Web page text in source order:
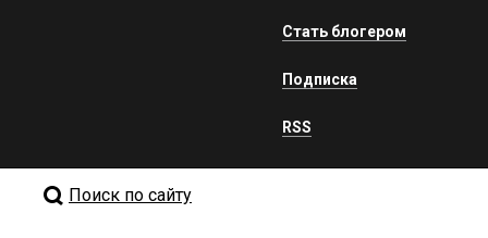
Стать блогером
Подписка
RSS
Поиск по сайту